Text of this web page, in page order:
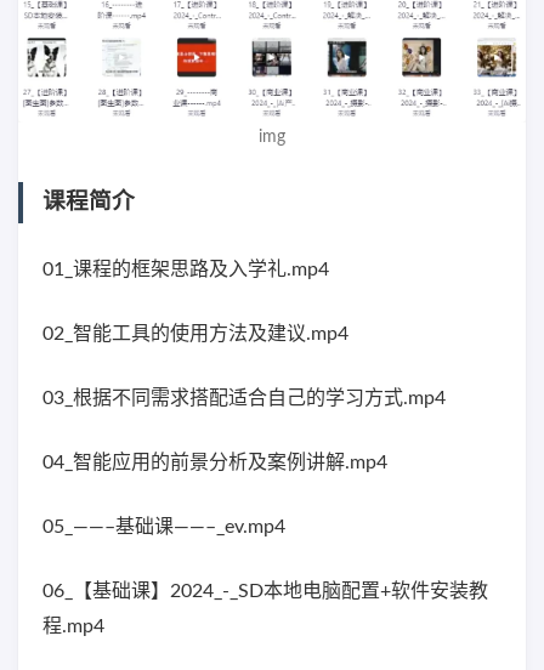
img
课程简介
01_课程的框架思路及入学礼.mp4
02_智能工具的使用方法及建议.mp4
03_根据不同需求搭配适合自己的学习方式.mp4
04_智能应用的前景分析及案例讲解.mp4
05_——–基础课——–_ev.mp4
06_【基础课】2024_-_SD本地电脑配置+软件安装教
程.mp4